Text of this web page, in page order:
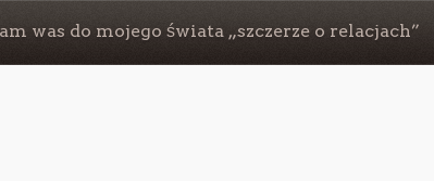
was do mojego świata „szczerze o relacjach”